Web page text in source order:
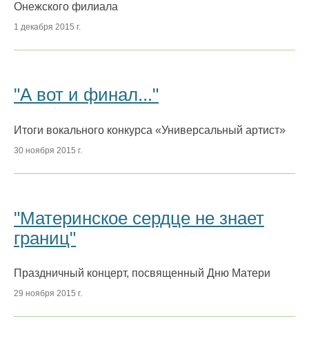
Онежского филиала
1 декабря 2015 г.
"А вот и финал..."
Итоги вокального конкурса «Универсальный артист»
30 ноября 2015 г.
"Материнское сердце не знает
границ"
Праздничный концерт, посвященный Дню Матери
29 ноября 2015 г.